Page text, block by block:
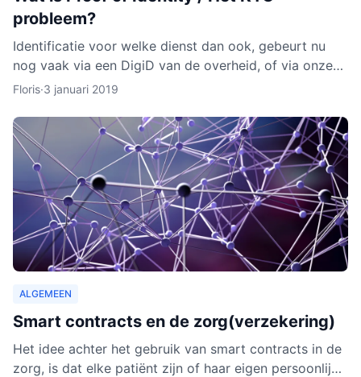
probleem?
Identificatie voor welke dienst dan ook, gebeurt nu
nog vaak via een DigiD van de overheid, of via onze
identiteitskaart. In sommige gevallen moeten we zelfs
Floris·3 januari 2019
ALGEMEEN
Smart contracts en de zorg(verzekering)
Het idee achter het gebruik van smart contracts in de
zorg, is dat elke patiënt zijn of haar eigen persoonlijke